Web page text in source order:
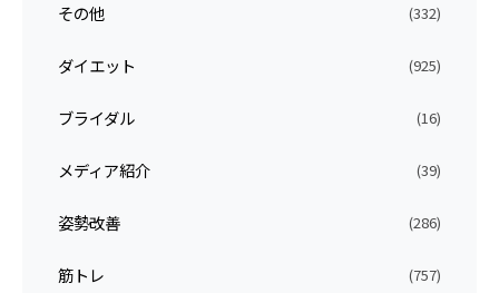
その他 (332)
ダイエット (925)
ブライダル (16)
メディア紹介 (39)
姿勢改善 (286)
筋トレ (757)